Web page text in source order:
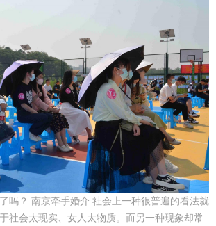
吗？ 南京牵手婚介 社会上一种很普遍的看法就
社会太现实、女人太物质。而另一种现象却常